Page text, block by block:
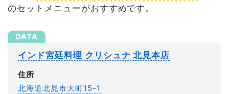
のセットメニューがおすすめです。
インド宮廷料理 クリシュナ 北見本店
住所
北海道北見市大町15-1